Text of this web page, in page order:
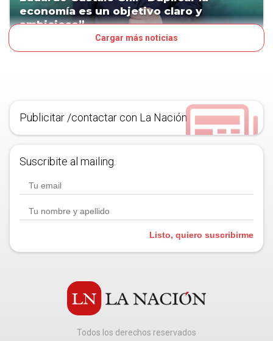
economía es un objetivo claro y
ambicioso”
Cargar más noticias
Publicitar /contactar con La Nación
Suscribite al mailing.
Listo, quiero suscribirme
Todos los derechos reservados